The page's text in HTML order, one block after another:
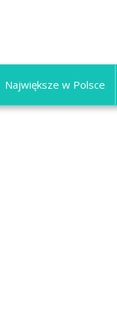
Największe w Polsce